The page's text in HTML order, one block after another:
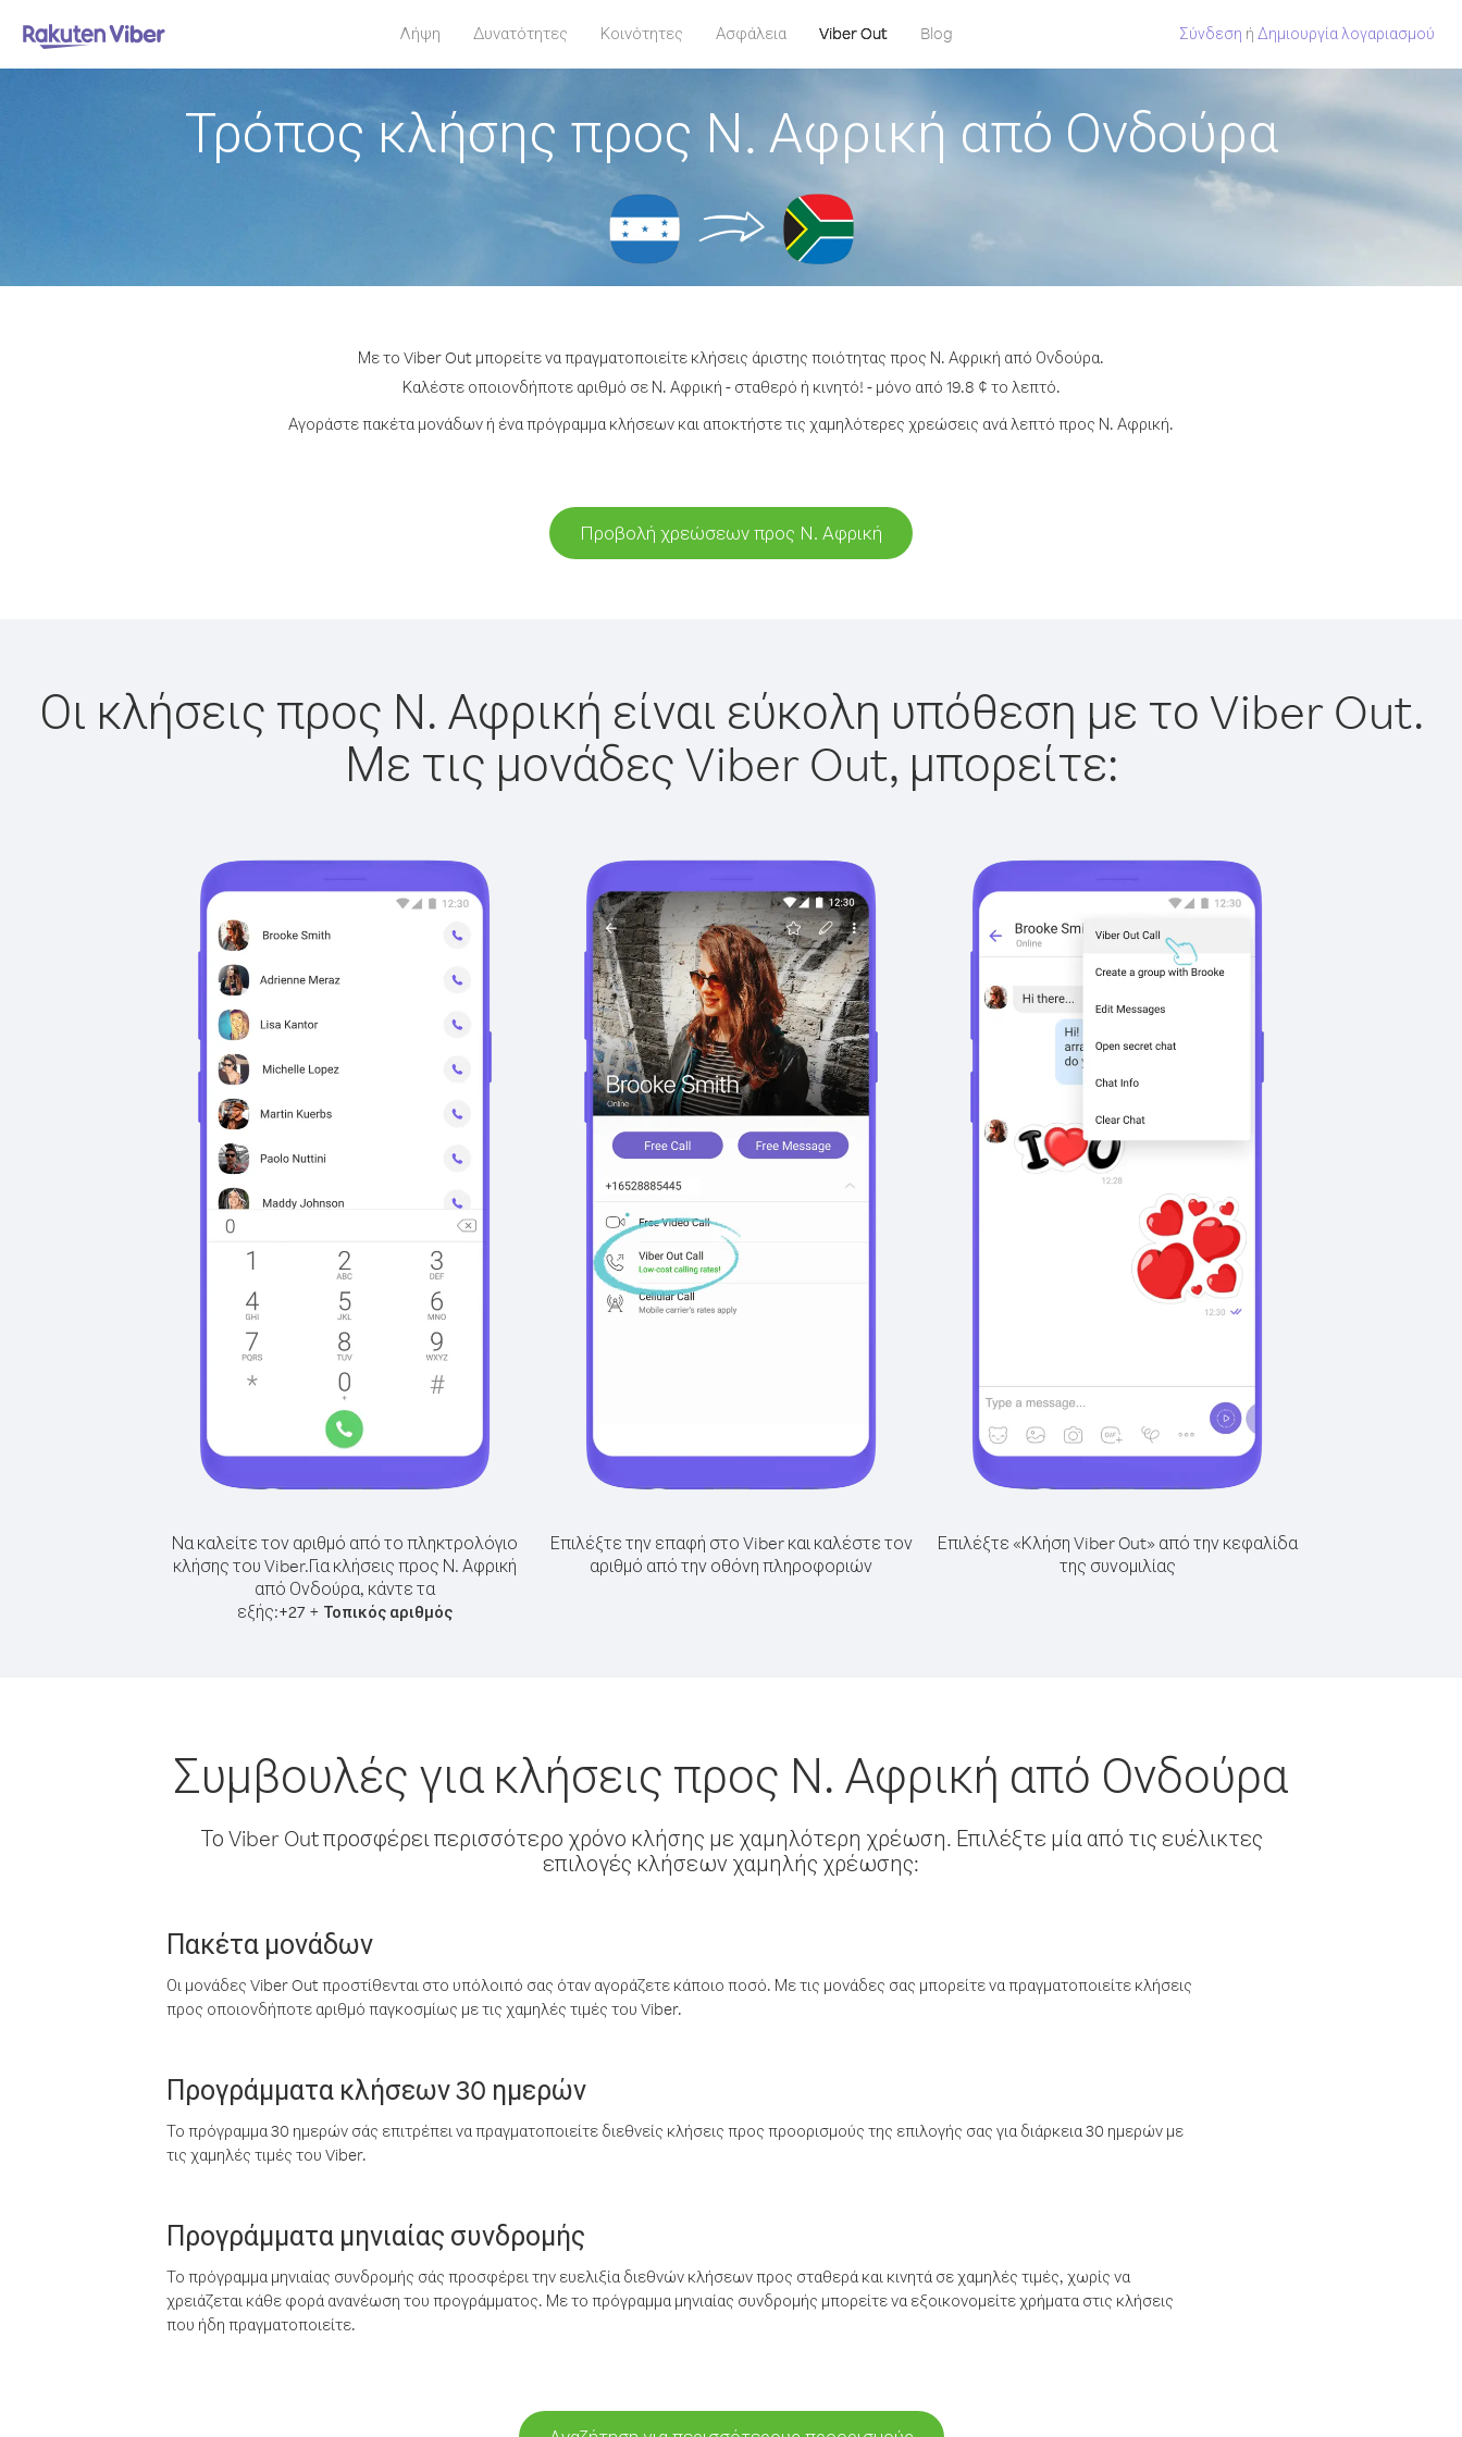
Λήψη Δυνατότητες Κοινότητες Ασφάλεια Viber Out Blog Σύνδεση ή Δημιουργία λογαριασμού
Τρόπος κλήσης προς Ν. Αφρική από Ονδούρα
Με το Viber Out μπορείτε να πραγματοποιείτε κλήσεις άριστης ποιότητας προς Ν. Αφρική από Ονδούρα.
Καλέστε οποιονδήποτε αριθμό σε Ν. Αφρική - σταθερό ή κινητό! - μόνο από 19.8 ¢ το λεπτό.
Αγοράστε πακέτα μονάδων ή ένα πρόγραμμα κλήσεων και αποκτήστε τις χαμηλότερες χρεώσεις ανά λεπτό προς Ν. Αφρική.
Προβολή χρεώσεων προς Ν. Αφρική
Οι κλήσεις προς Ν. Αφρική είναι εύκολη υπόθεση με το Viber Out.
Με τις μονάδες Viber Out, μπορείτε:
Να καλείτε τον αριθμό από το πληκτρολόγιο
κλήσης του Viber.Για κλήσεις προς Ν. Αφρική
από Ονδούρα, κάντε τα
εξής:+27 + Τοπικός αριθμός
Επιλέξτε την επαφή στο Viber και καλέστε τον
αριθμό από την οθόνη πληροφοριών
Επιλέξτε «Κλήση Viber Out» από την κεφαλίδα
της συνομιλίας
Συμβουλές για κλήσεις προς Ν. Αφρική από Ονδούρα
Το Viber Out προσφέρει περισσότερο χρόνο κλήσης με χαμηλότερη χρέωση. Επιλέξτε μία από τις ευέλικτες
επιλογές κλήσεων χαμηλής χρέωσης:
Πακέτα μονάδων
Οι μονάδες Viber Out προστίθενται στο υπόλοιπό σας όταν αγοράζετε κάποιο ποσό. Με τις μονάδες σας μπορείτε να πραγματοποιείτε κλήσεις
προς οποιονδήποτε αριθμό παγκοσμίως με τις χαμηλές τιμές του Viber.
Προγράμματα κλήσεων 30 ημερών
Το πρόγραμμα 30 ημερών σάς επιτρέπει να πραγματοποιείτε διεθνείς κλήσεις προς προορισμούς της επιλογής σας για διάρκεια 30 ημερών με
τις χαμηλές τιμές του Viber.
Προγράμματα μηνιαίας συνδρομής
Το πρόγραμμα μηνιαίας συνδρομής σάς προσφέρει την ευελιξία διεθνών κλήσεων προς σταθερά και κινητά σε χαμηλές τιμές, χωρίς να
χρειάζεται κάθε φορά ανανέωση του προγράμματος. Με το πρόγραμμα μηνιαίας συνδρομής μπορείτε να εξοικονομείτε χρήματα στις κλήσεις
που ήδη πραγματοποιείτε.